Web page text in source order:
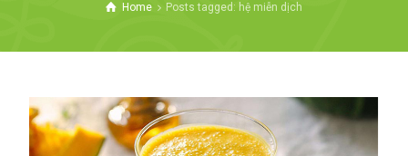
Home Posts tagged: hệ miễn dịch